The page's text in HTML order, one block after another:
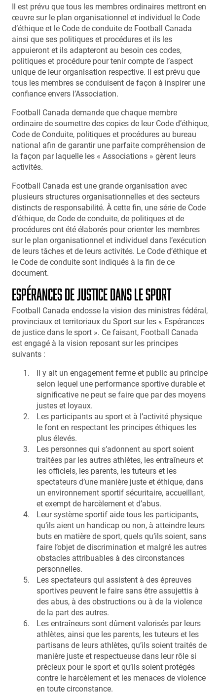
Il est prévu que tous les membres ordinaires mettront en
œuvre sur le plan organisationnel et individuel le Code
d’éthique et le Code de conduite de Football Canada
ainsi que ses politiques et procédures et ils les
appuieront et ils adapteront au besoin ces codes,
politiques et procédure pour tenir compte de l’aspect
unique de leur organisation respective. Il est prévu que
tous les membres se conduisent de façon à inspirer une
confiance envers l’Association.
Football Canada demande que chaque membre
ordinaire de soumettre des copies de leur Code d’éthique,
Code de Conduite, politiques et procédures au bureau
national afin de garantir une parfaite compréhension de
la façon par laquelle les « Associations » gèrent leurs
activités.
Football Canada est une grande organisation avec
plusieurs structures organisationnelles et des secteurs
distincts de responsabilité. À cette fin, une série de Code
d’éthique, de Code de conduite, de politiques et de
procédures ont été élaborés pour orienter les membres
sur le plan organisationnel et individuel dans l’exécution
de leurs tâches et de leurs activités. Le Code d’éthique et
le Code de conduite sont indiqués à la fin de ce
document.
ESPÉRANCES DE JUSTICE DANS LE SPORT
Football Canada endosse la vision des ministres fédéral,
provinciaux et territoriaux du Sport sur les « Espérances
de justice dans le sport ». Ce faisant, Football Canada
est engagé à la vision reposant sur les principes
suivants :
Il y ait un engagement ferme et public au principe
selon lequel une performance sportive durable et
significative ne peut se faire que par des moyens
justes et loyaux.
Les participants au sport et à l’activité physique
le font en respectant les principes éthiques les
plus élevés.
Les personnes qui s’adonnent au sport soient
traitées par les autres athlètes, les entraîneurs et
les officiels, les parents, les tuteurs et les
spectateurs d’une manière juste et éthique, dans
un environnement sportif sécuritaire, accueillant,
et exempt de harcèlement et d’abus.
Leur système sportif aide tous les participants,
qu’ils aient un handicap ou non, à atteindre leurs
buts en matière de sport, quels qu’ils soient, sans
faire l’objet de discrimination et malgré les autres
obstacles attribuables à des circonstances
personnelles.
Les spectateurs qui assistent à des épreuves
sportives peuvent le faire sans être assujettis à
des abus, à des obstructions ou à de la violence
de la part des autres.
Les entraîneurs sont dûment valorisés par leurs
athlètes, ainsi que les parents, les tuteurs et les
partisans de leurs athlètes, qu’ils soient traités de
manière juste et respectueuse dans leur rôle si
précieux pour le sport et qu’ils soient protégés
contre le harcèlement et les menaces de violence
en toute circonstance.